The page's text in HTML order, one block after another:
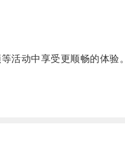
活动中享受更顺畅的体验。